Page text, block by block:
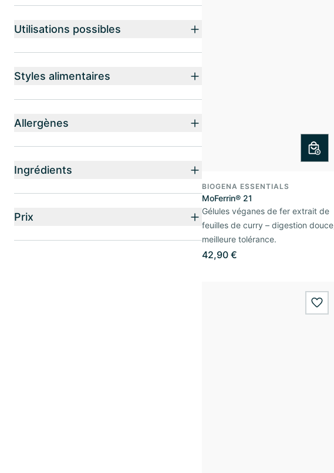
BIOGENA ESSENTIALS
MoFerrin® 21
Gélules véganes de fer extrait de
feuilles de curry – digestion
meilleure tolérance.
42,90 €
Utilisations possibles
Styles alimentaires
Allergènes
Ingrédients
Prix